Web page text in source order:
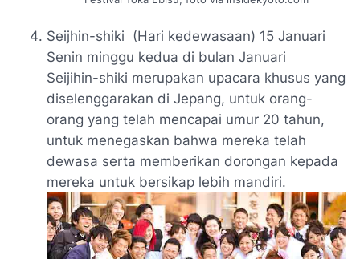
Seijhin-shiki (Hari kedewasaan) 15 Januari
Senin minggu kedua di bulan Januari
Seijihin-shiki merupakan upacara khusus yang
diselenggarakan di Jepang, untuk orang-
orang yang telah mencapai umur 20 tahun,
untuk menegaskan bahwa mereka telah
dewasa serta memberikan dorongan kepada
mereka untuk bersikap lebih mandiri.